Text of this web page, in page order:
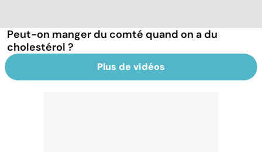
Peut-on manger du comté quand on a du
cholestérol ?
Plus de vidéos